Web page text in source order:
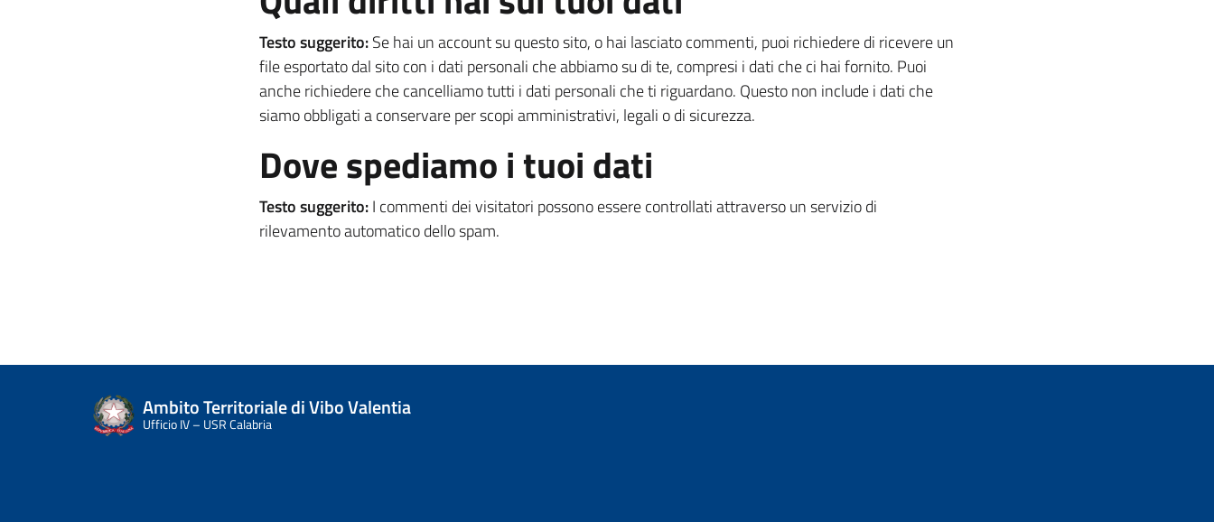
Testo suggerito:Se hai un account su questo sito, o hai lasciato commenti, puoi richiedere di ricevere un
file esportato dal sito con i dati personali che abbiamo su di te, compresi i dati che ci hai fornito. Puoi
anche richiedere che cancelliamo tutti i dati personali che ti riguardano. Questo non include i dati che
siamo obbligati a conservare per scopi amministrativi, legali o di sicurezza.
Dove spediamo i tuoi dati
Testo suggerito:I commenti dei visitatori possono essere controllati attraverso un servizio di
rilevamento automatico dello spam.
Ambito Territoriale di Vibo Valentia
Ufficio IV – USR Calabria